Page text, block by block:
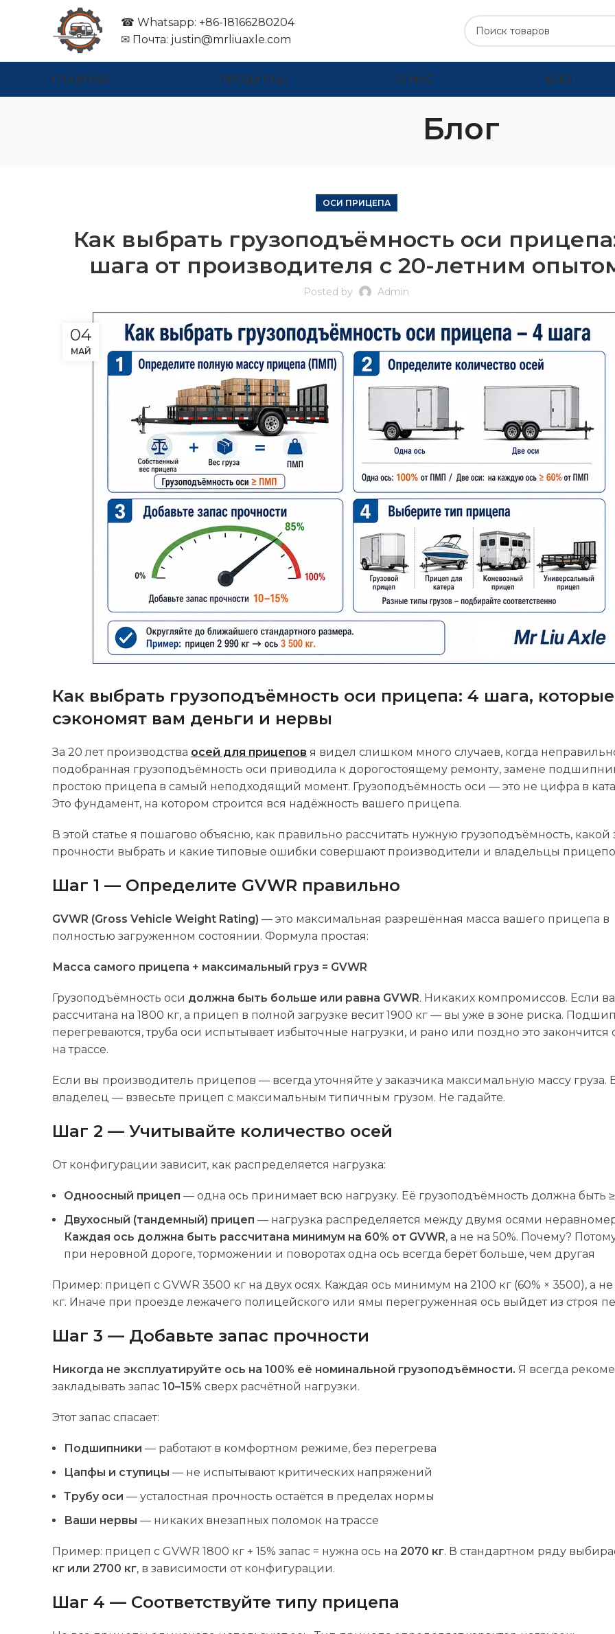
☎ Whatsapp: +86-18166280204
✉ Почта: justin@mrliuaxle.com
ГЛАВНАЯ ПРОДУКТЫ О НАС БЛОГ
Блог
ОСИ ПРИЦЕПА
Как выбрать грузоподъёмность оси
шага от производителя с 20-летним
Posted by Admin
04
МАЙ
Как выбрать грузоподъёмность оси прицепа: 4 шага, которые
сэкономят вам деньги и нервы
За 20 лет производства осей для прицепов я видел слишком много случаев, когда
подобранная грузоподъёмность оси приводила к дорогостоящему ремонту, замене
простою прицепа в самый неподходящий момент. Грузоподъёмность оси — это не цифра в
Это фундамент, на котором строится вся надёжность вашего прицепа.
В этой статье я пошагово объясню, как правильно рассчитать нужную грузоподъёмность, какой
прочности выбрать и какие типовые ошибки совершают производители и владельцы
Шаг 1 — Определите GVWR правильно
GVWR (Gross Vehicle Weight Rating) — это максимальная разрешённая масса вашего прицепа в
полностью загруженном состоянии. Формула простая:
Масса самого прицепа + максимальный груз = GVWR
Грузоподъёмность оси должна быть больше или равна GVWR. Никаких компромиссов. Если
рассчитана на 1800 кг, а прицеп в полной загрузке весит 1900 кг — вы уже в зоне риска.
перегреваются, труба оси испытывает избыточные нагрузки, и рано или поздно это закончится
на трассе.
Если вы производитель прицепов — всегда уточняйте у заказчика максимальную массу груза.
владелец — взвесьте прицеп с максимальным типичным грузом. Не гадайте.
Шаг 2 — Учитывайте количество осей
От конфигурации зависит, как распределяется нагрузка:
Одноосный прицеп — одна ось принимает всю нагрузку. Её грузоподъёмность должна быть
Двухосный (тандемный) прицеп — нагрузка распределяется между двумя осями
Каждая ось должна быть рассчитана минимум на 60% от GVWR, а не на 50%. Почему?
при неровной дороге, торможении и поворотах одна ось всегда берёт больше, чем другая
Пример: прицеп с GVWR 3500 кг на двух осях. Каждая ось минимум на 2100 кг (60% × 3500), а не
кг. Иначе при проезде лежачего полицейского или ямы перегруженная ось выйдет из строя
Шаг 3 — Добавьте запас прочности
Никогда не эксплуатируйте ось на 100% её номинальной грузоподъёмности. Я всегда
закладывать запас 10–15% сверх расчётной нагрузки.
Этот запас спасает:
Подшипники — работают в комфортном режиме, без перегрева
Цапфы и ступицы — не испытывают критических напряжений
Трубу оси — усталостная прочность остаётся в пределах нормы
Ваши нервы — никаких внезапных поломок на трассе
Пример: прицеп с GVWR 1800 кг + 15% запас = нужна ось на 2070 кг. В стандартном ряду
кг или 2700 кг, в зависимости от конфигурации.
Шаг 4 — Соответствуйте типу прицепа